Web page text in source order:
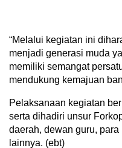
“Melalui kegiatan ini
menjadi generasi muda
memiliki semangat
mendukung kemajuan
Pelaksanaan kegiatan
serta dihadiri unsur
daerah, dewan guru,
lainnya. (ebt)